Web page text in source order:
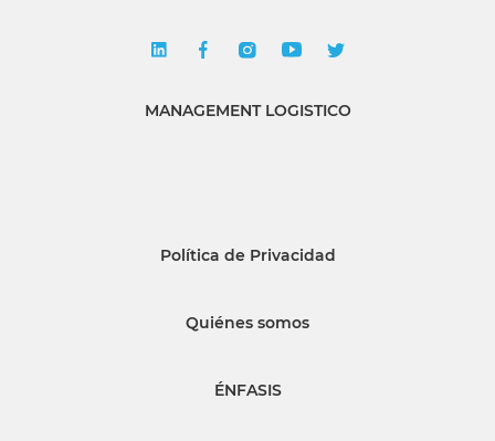
MANAGEMENT LOGISTICO
Política de Privacidad
Quiénes somos
ÉNFASIS